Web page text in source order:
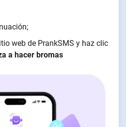
web de PrankSMS y haz clic
a hacer bromas